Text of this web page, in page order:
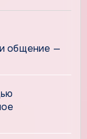
общение —